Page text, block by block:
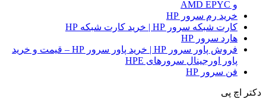
و AMD EPYC
خرید رم سرور HP
کارت شبکه سرور HP | خرید کارت شبکه HP
هارد سرور HP
فروش پاور سرور HP | خرید پاور سرور HP – قیمت و خرید
پاور اورجینال سرورهای HPE
فن سرور HP
دکتر اچ پی